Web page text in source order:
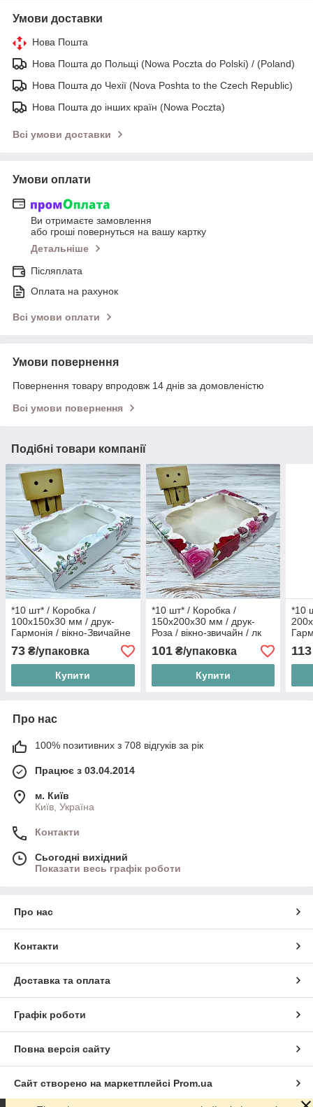
Умови доставки
Нова Пошта
Нова Пошта до Польщі (Nowa Poczta do Polski) / (Poland)
Нова Пошта до Чехії (Nova Poshta to the Czech Republic)
Нова Пошта до інших країн (Nowa Poczta)
Всі умови доставки
Умови оплати
Ви отримаєте замовлення
або гроші повернуться на вашу картку
Детальніше
Післяплата
Оплата на рахунок
Всі умови оплати
Умови повернення
Повернення товару впродовж 14 днів за домовленістю
Всі умови повернення
Подібні товари компанії
*10 шт* / Коробка /
100х150х30 мм / друк-
Гармонія / вікно-Звичайне
/ лк / цв
73 ₴/упаковка
Купити
*10 шт* / Коробка /
150х200х30 мм / друк-
Роза / вікно-звичайн / лк
101₴/упаковка
Купити
*10
/ лк
113
Про нас
100% позитивних з 708 відгуків за рік
Працює з 03.04.2014
м. Київ
Київ, Україна
Контакти
Сьогодні вихідний
Показати весь графік роботи
Про нас
Контакти
Доставка та оплата
Графік роботи
Повна версія сайту
Сайт створено на маркетплейсі Prom.ua